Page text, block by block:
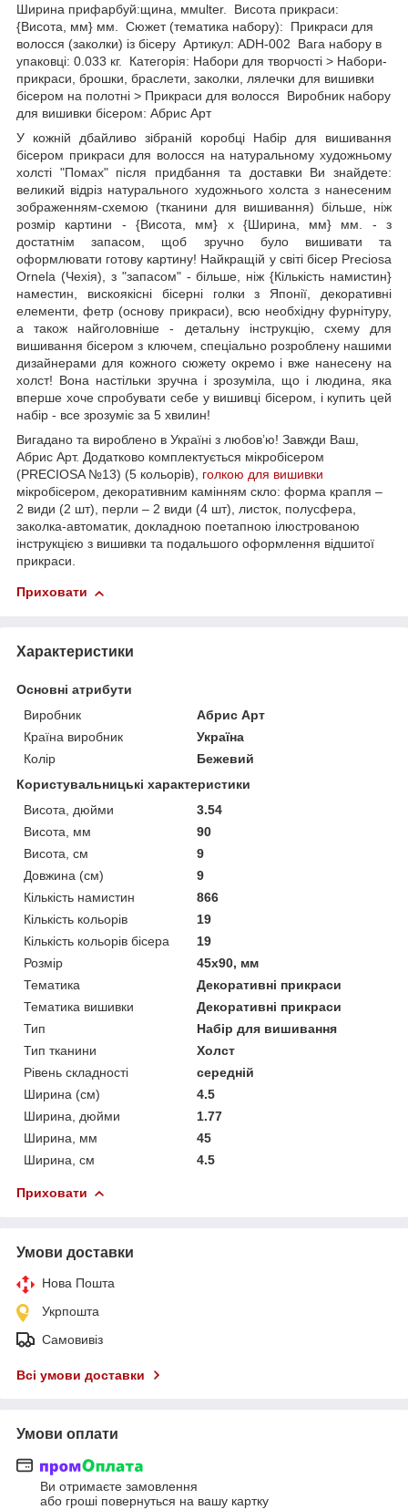
Ширина прифарбуй:щина, ммulter. Висота прикраси:
{Висота, мм} мм. Сюжет (тематика набору): Прикраси для
волосся (заколки) із бісеру Артикул: ADH-002 Вага набору в
упаковці: 0.033 кг. Категорія: Набори для творчості > Набори-
прикраси, брошки, браслети, заколки, лялечки для вишивки
бісером на полотні > Прикраси для волосся Виробник набору
для вишивки бісером: Абрис Арт
У кожній дбайливо зібраній коробці Набір для вишивання
бісером прикраси для волосся на натуральному художньому
холсті "Помах" після придбання та доставки Ви знайдете:
великий відріз натурального художнього холста з нанесеним
зображенням-схемою (тканини для вишивання) більше, ніж
розмір картини - {Висота, мм} х {Ширина, мм} мм. - з
достатнім запасом, щоб зручно було вишивати та
оформлювати готову картину! Найкращій у світі бісер Preciosa
Ornela (Чехія), з "запасом" - більше, ніж {Кількість намистин}
наместин, вискоякісні бісерні голки з Японії, декоративні
елементи, фетр (основу прикраси), всю необхідну фурнітуру,
а також найголовніше - детальну інструкцію, схему для
вишивання бісером з ключем, спеціально розроблену нашими
дизайнерами для кожного сюжету окремо і вже нанесену на
холст! Вона настільки зручна і зрозуміла, що і людина, яка
вперше хоче спробувати себе у вишивці бісером, і купить цей
набір - все зрозуміє за 5 хвилин!
Вигадано та вироблено в Україні з любов’ю! Завжди Ваш,
Абрис Арт. Додатково комплектується мікробісером
(PRECIOSA №13) (5 кольорів), голкою для вишивки
мікробісером, декоративним камінням скло: форма крапля –
2 види (2 шт), перли – 2 види (4 шт), листок, полусфера,
заколка-автоматик, докладною поетапною ілюстрованою
інструкцією з вишивки та подальшого оформлення відшитої
прикраси.
Приховати
Характеристики
Основні атрибути
Виробник
Абрис Арт
Країна виробник
Україна
Колір
Бежевий
Користувальницькі характеристики
Висота, дюйми
3.54
Висота, мм
90
Висота, см
9
Довжина (см)
9
Кількість намистин
866
Кількість кольорів
19
Кількість кольорів бісера
19
Розмір
45x90, мм
Тематика
Декоративні прикраси
Тематика вишивки
Декоративні прикраси
Тип
Набір для вишивання
Тип тканини
Холст
Рівень складності
середній
Ширина (см)
4.5
Ширина, дюйми
1.77
Ширина, мм
45
Ширина, см
4.5
Приховати
Умови доставки
Нова Пошта
Укрпошта
Самовивіз
Всі умови доставки
Умови оплати
Ви отримаєте замовлення
або гроші повернуться на вашу картку